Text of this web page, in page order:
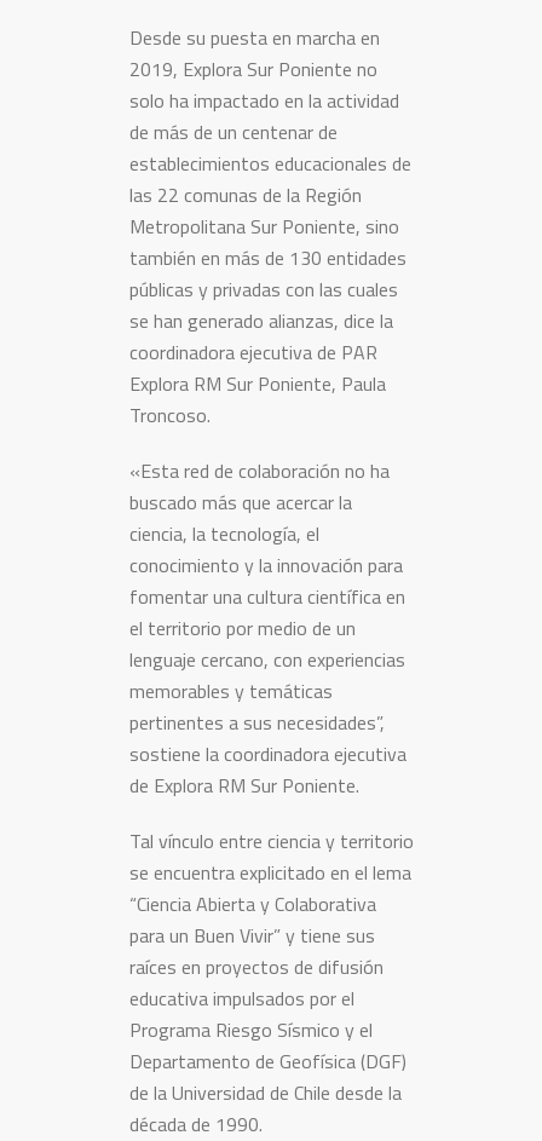
Desde su puesta en marcha en
2019, Explora Sur Poniente no
solo ha impactado en la actividad
de más de un centenar de
establecimientos educacionales de
las 22 comunas de la Región
Metropolitana Sur Poniente, sino
también en más de 130 entidades
públicas y privadas con las cuales
se han generado alianzas, dice la
coordinadora ejecutiva de PAR
Explora RM Sur Poniente, Paula
Troncoso.
«Esta red de colaboración no ha
buscado más que acercar la
ciencia, la tecnología, el
conocimiento y la innovación para
fomentar una cultura científica en
el territorio por medio de un
lenguaje cercano, con experiencias
memorables y temáticas
pertinentes a sus necesidades”,
sostiene la coordinadora ejecutiva
de Explora RM Sur Poniente.
Tal vínculo entre ciencia y territorio
se encuentra explicitado en el lema
“Ciencia Abierta y Colaborativa
para un Buen Vivir” y tiene sus
raíces en proyectos de difusión
educativa impulsados por el
Programa Riesgo Sísmico y el
Departamento de Geofísica (DGF)
de la Universidad de Chile desde la
década de 1990.